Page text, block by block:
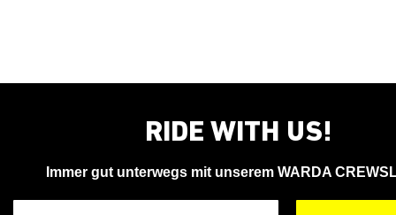
RIDE WITH US!
Immer gut unterwegs mit unserem WARDA